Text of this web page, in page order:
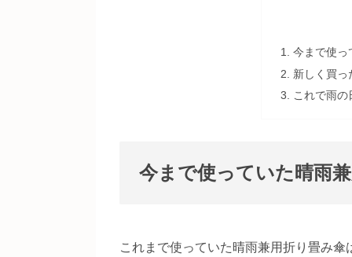
今まで使っ
新しく買っ
これで雨の
今まで使っていた晴雨
これまで使っていた晴雨兼用折り畳み傘